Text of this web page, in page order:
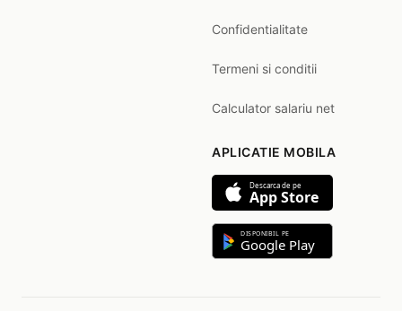
Confidentialitate
Termeni si conditii
Calculator salariu net
APLICATIE MOBILA
Descarca de pe
App Store
DISPONIBIL PE
Google Play